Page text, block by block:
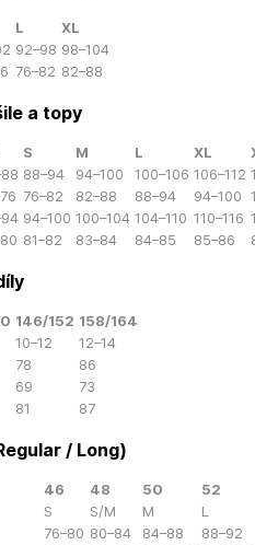
L
XL
92–98 98–104
76–82 82–88
a topy
S M L XL
88–94 94–100 100–106 106–112
76–82 82–88 88–94 94–100
94–100 100–104 104–110 110–116
81–82 83–84 84–85 85–86
146/152 158/164
10–12
12–14
78
86
69
73
81 87
/ Long)
46 48 50
52
S S/M M
L
76–80 80–84 84–88
88–92